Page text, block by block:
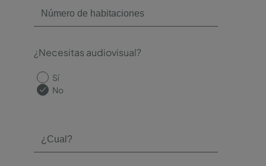
¿Necesitas audiovisual?
Sí
No